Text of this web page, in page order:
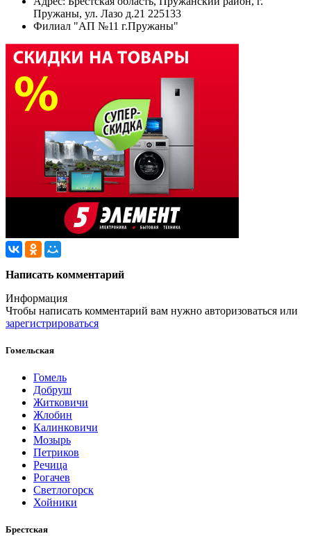
Пружаны, ул. Лазо д.21 225133
Филиал "АП №11 г.Пружаны"
Написать комментарий
Информация
Чтобы написать комментарий вам нужно авторизоваться или
зарегистрироваться
Гомельская
Гомель
Добруш
Житковичи
Жлобин
Калинковичи
Мозырь
Петриков
Речица
Рогачев
Светлогорск
Хойники
Брестская